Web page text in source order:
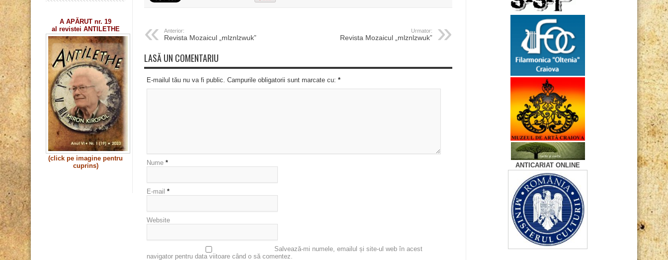
Anterior:
Revista Mozaicul „mlznlzwuk”
Urmator:
Revista Mozaicul „mlznlzwuk”
LASĂ UN COMENTARIU
E-mailul tău nu va fi public. Campurile obligatorii sunt marcate cu: *
Nume *
E-mail *
Website
Salvează-mi numele, emailul și site-ul web în acest
navigator pentru data viitoare când o să comentez.
A APĂRUT nr. 19
al revistei ANTILETHE
(click pe imagine pentru
cuprins)
ANTICARIAT ONLINE